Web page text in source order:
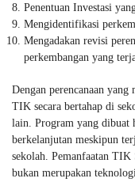
Penentuan Investasi
Mengidentifikasi
Mengadakan revisi
perkembangan yang
Dengan perencanaan yang
TIK secara bertahap di
lain. Program yang dibuat
berkelanjutan meskipun
sekolah. Pemanfaatan
bukan merupakan